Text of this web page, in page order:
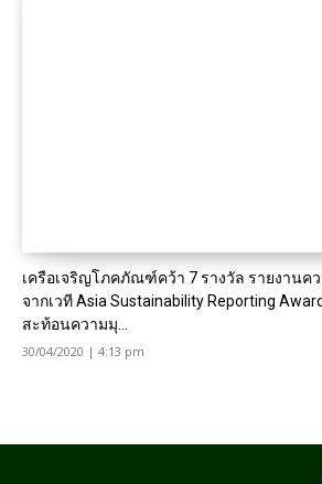
เครือเจริญโภคภัณฑ์คว้า 7 รางวัล รายงานค
จากเวที Asia Sustainability Reporting
สะท้อนความมุ...
30/04/2020 | 4:13 pm